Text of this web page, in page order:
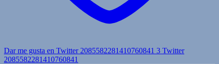
Dar me gusta en Twitter 2085582281410760841 3 Twitter
2085582281410760841